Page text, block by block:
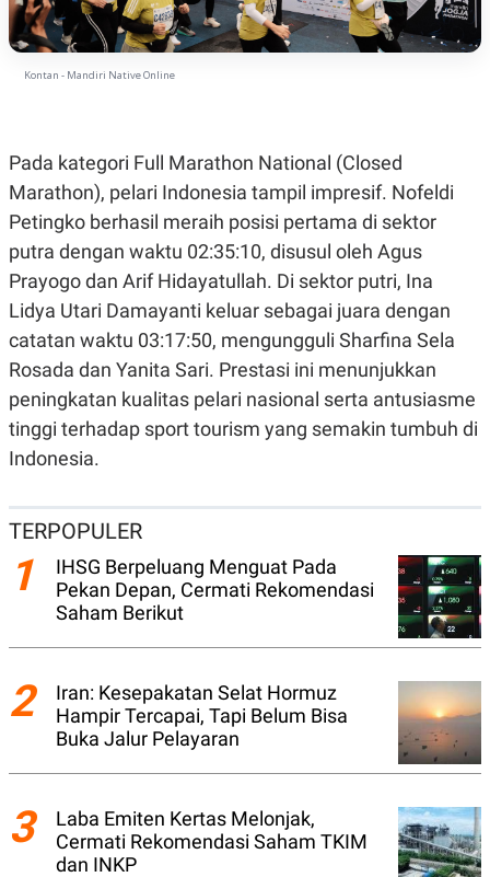
A
S
K
M
R
I
A
N
I
V
E
L
E
S
A
R
I
KANAL
P
A
T
A
T
I
G
E
O
T
A
N
I
S
U
S
JARINGAN
Kontan - Mandiri Native Online
Pada kategori Full Marathon National (Closed
Marathon), pelari Indonesia tampil impresif. Nofeldi
Petingko berhasil meraih posisi pertama di sektor
putra dengan waktu 02:35:10, disusul oleh Agus
Prayogo dan Arif Hidayatullah. Di sektor putri, Ina
Lidya Utari Damayanti keluar sebagai juara dengan
catatan waktu 03:17:50, mengungguli Sharfina Sela
Rosada dan Yanita Sari. Prestasi ini menunjukkan
peningkatan kualitas pelari nasional serta antusiasme
tinggi terhadap sport tourism yang semakin tumbuh di
Indonesia.
TERPOPULER
1
IHSG Berpeluang Menguat Pada
Pekan Depan, Cermati Rekomendasi
Saham Berikut
2
Iran: Kesepakatan Selat Hormuz
Hampir Tercapai, Tapi Belum Bisa
Buka Jalur Pelayaran
3
Laba Emiten Kertas Melonjak,
Cermati Rekomendasi Saham TKIM
dan INKP